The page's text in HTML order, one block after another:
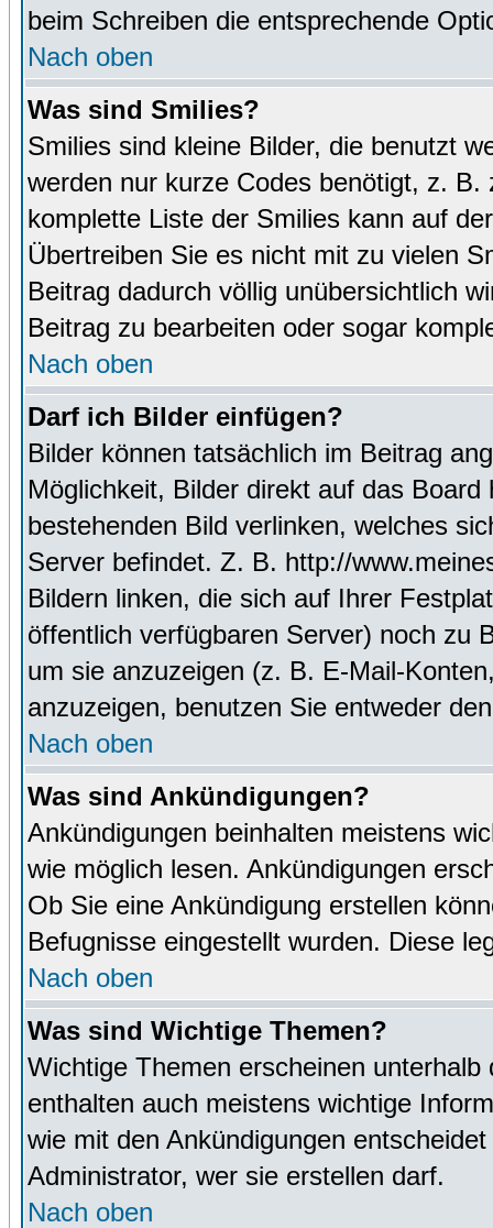
beim Schreiben die entsprechende
Nach oben
Was sind Smilies?
Smilies sind kleine Bilder, die benutzt
werden nur kurze Codes benötigt, z.
komplette Liste der Smilies kann auf
Übertreiben Sie es nicht mit zu vielen
Beitrag dadurch völlig unübersichtlich
Beitrag zu bearbeiten oder sogar
Nach oben
Darf ich Bilder einfügen?
Bilder können tatsächlich im Beitrag
Möglichkeit, Bilder direkt auf das
bestehenden Bild verlinken, welches
Server befindet. Z. B. http://
Bildern linken, die sich auf Ihrer
öffentlich verfügbaren Server) noch zu
um sie anzuzeigen (z. B. E-Mail-
anzuzeigen, benutzen Sie entweder
Nach oben
Was sind Ankündigungen?
Ankündigungen beinhalten meistens
wie möglich lesen. Ankündigungen
Ob Sie eine Ankündigung erstellen
Befugnisse eingestellt wurden. Diese
Nach oben
Was sind Wichtige Themen?
Wichtige Themen erscheinen
enthalten auch meistens wichtige
wie mit den Ankündigungen
Administrator, wer sie erstellen darf.
Nach oben